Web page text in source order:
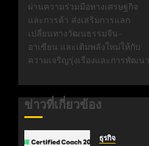
ผ่านความร่วมมือทางเศรษฐกิจ
และการค้า ส่งเสริมการแลก
เปลี่ยนทางวัฒนธรรมจีน-
อาเซียน และเติมพลังใหม่ให้กับ
ความเจริญรุ่งเรืองและการพัฒนา
ข่าวที่เกี่ยวข้อง
ธุรกิจ